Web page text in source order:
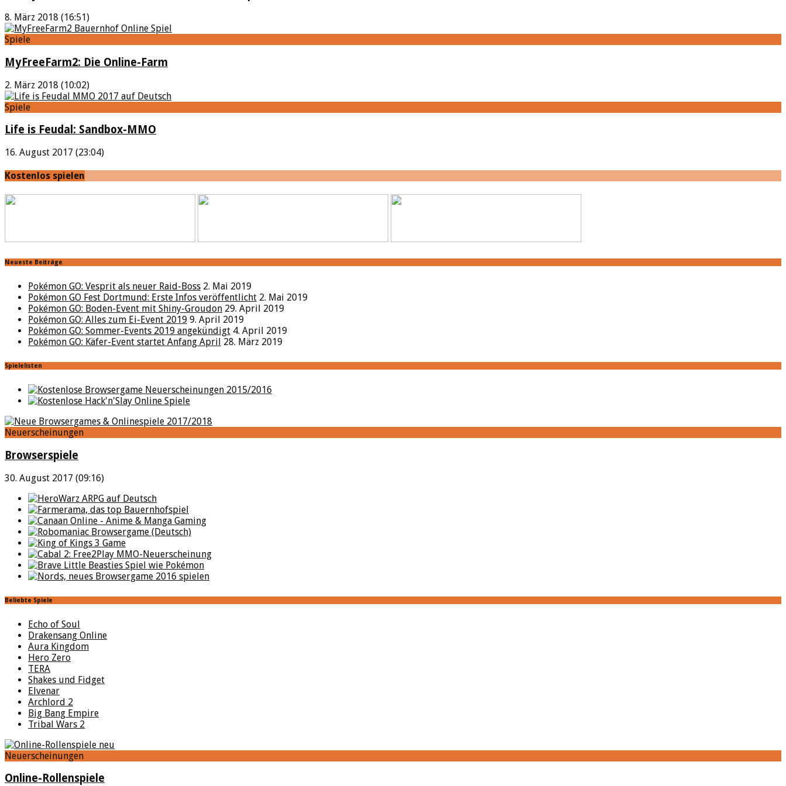
8. März 2018 (16:51)
Spiele
MyFreeFarm2: Die Online-Farm
2. März 2018 (10:02)
Spiele
Life is Feudal: Sandbox-MMO
16. August 2017 (23:04)
Kostenlos spielen
Neueste Beiträge
Pokémon GO: Vesprit als neuer Raid-Boss 2. Mai 2019
Pokémon GO Fest Dortmund: Erste Infos veröffentlicht 2. Mai 2019
Pokémon GO: Boden-Event mit Shiny-Groudon 29. April 2019
Pokémon GO: Alles zum Ei-Event 2019 9. April 2019
Pokémon GO: Sommer-Events 2019 angekündigt 4. April 2019
Pokémon GO: Käfer-Event startet Anfang April 28. März 2019
Spielelisten
Neuerscheinungen
Browserspiele
30. August 2017 (09:16)
Beliebte Spiele
Echo of Soul
Drakensang Online
Aura Kingdom
Hero Zero
TERA
Shakes und Fidget
Elvenar
Archlord 2
Big Bang Empire
Tribal Wars 2
Neuerscheinungen
Online-Rollenspiele